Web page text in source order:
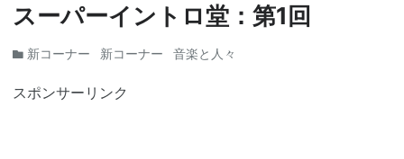
スーパーイントロ堂：第1回
新コーナー 新コーナー 音楽と人々
スポンサーリンク